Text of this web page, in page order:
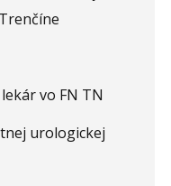
vo FN TN
urologickej